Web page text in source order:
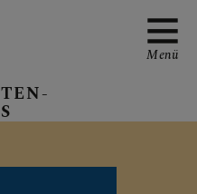
PFARRE
Menü